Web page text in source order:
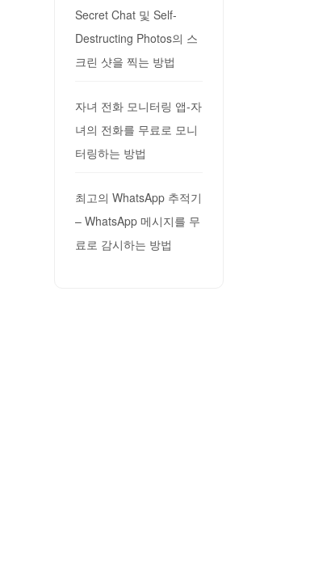
Secret Chat 및 Self-
Destructing Photos의 스
크린 샷을 찍는 방법
자녀 전화 모니터링 앱-자
녀의 전화를 무료로 모니
터링하는 방법
최고의 WhatsApp 추적기
– WhatsApp 메시지를 무
료로 감시하는 방법